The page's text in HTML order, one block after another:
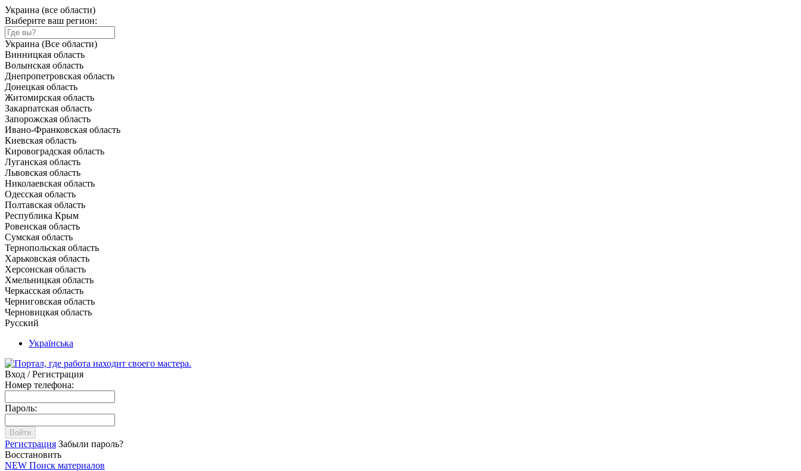
Украина (все области)
Выберите ваш регион:
Украина (Все области)
Винницкая область
Волынская область
Днепропетровская область
Донецкая область
Житомирская область
Закарпатская область
Запорожская область
Ивано-Франковская область
Киевская область
Кировоградская область
Луганская область
Львовская область
Николаевская область
Одесская область
Полтавская область
Республика Крым
Ровенская область
Сумская область
Тернопольская область
Харьковская область
Херсонская область
Хмельницкая область
Черкасская область
Черниговская область
Черновицкая область
Русский
Українська
Вход / Регистрация
Номер телефона:
Пароль:
Войти
Регистрация Забыли пароль?
Восстановить
NEW Поиск материалов